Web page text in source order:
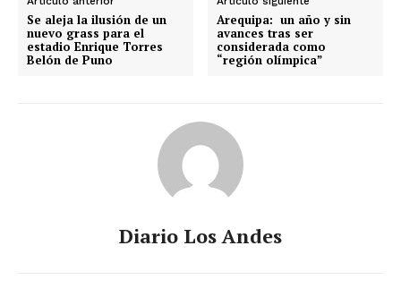
Se aleja la ilusión de un
nuevo grass para el
estadio Enrique Torres
Belón de Puno
Arequipa: un año y sin
avances tras ser
considerada como
“región olímpica”
Diario Los Andes